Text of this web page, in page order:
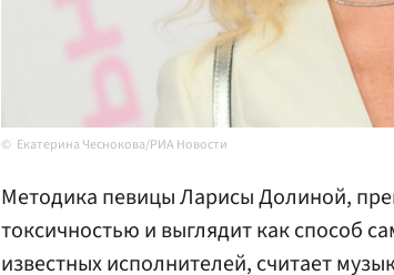
Екатерина Чеснокова/РИА Новости
Методика певицы Ларисы Долиной,
токсичностью и выглядит как способ
известных исполнителей, считает